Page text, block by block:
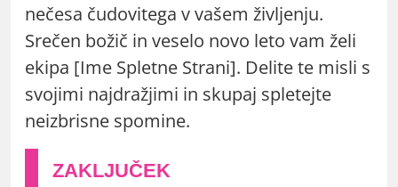
nečesa čudovitega v vašem življenju.
Srečen božič in veselo novo leto vam želi
ekipa [Ime Spletne Strani]. Delite te misli s
svojimi najdražjimi in skupaj spletejte
neizbrisne spomine.